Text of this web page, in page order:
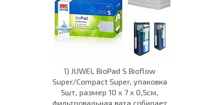
1) JUWEL BioPad S Bioflow
Super/Compact Super, упаковка
5шт, размер 10 x 7 x 0,5см,
фильтровальная вата собирает